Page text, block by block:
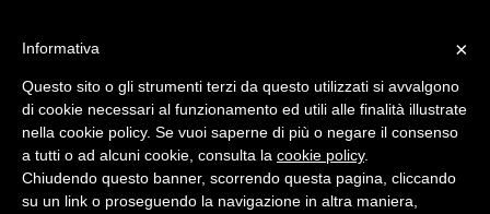
×
Informativa
Questo sito o gli strumenti terzi da questo utilizzati si avvalgono
di cookie necessari al funzionamento ed utili alle finalità illustrate
nella cookie policy. Se vuoi saperne di più o negare il consenso
a tutti o ad alcuni cookie, consulta la cookie policy.
Chiudendo questo banner, scorrendo questa pagina, cliccando
su un link o proseguendo la navigazione in altra maniera,